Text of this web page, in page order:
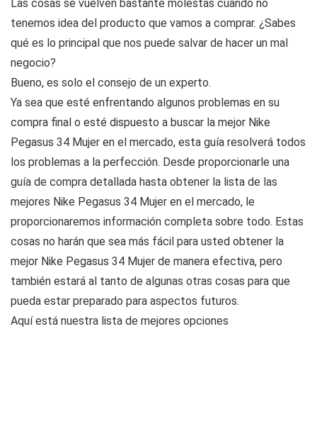
Las cosas se vuelven bastante molestas cuando no
tenemos idea del producto que vamos a comprar. ¿Sabes
qué es lo principal que nos puede salvar de hacer un mal
negocio?
Bueno, es solo el consejo de un experto.
Ya sea que esté enfrentando algunos problemas en su
compra final o esté dispuesto a buscar la mejor Nike
Pegasus 34 Mujer en el mercado, esta guía resolverá todos
los problemas a la perfección. Desde proporcionarle una
guía de compra detallada hasta obtener la lista de las
mejores Nike Pegasus 34 Mujer en el mercado, le
proporcionaremos información completa sobre todo. Estas
cosas no harán que sea más fácil para usted obtener la
mejor Nike Pegasus 34 Mujer de manera efectiva, pero
también estará al tanto de algunas otras cosas para que
pueda estar preparado para aspectos futuros.
Aquí está nuestra lista de mejores opciones